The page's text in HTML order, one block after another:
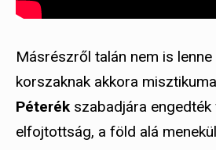
Másrészről talán nem is lenne
korszaknak akkora
Péterékszabadjára engedték
elfojtottság, a föld alá